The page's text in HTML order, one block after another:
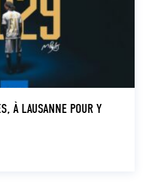
À LAUSANNE POUR Y